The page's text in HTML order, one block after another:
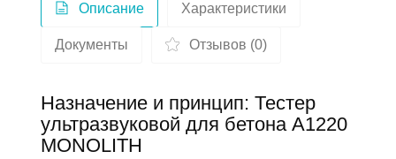
Описание Характеристики
Документы Отзывов (0)
Назначение и принцип: Тестер
ультразвуковой для бетона А1220
MONOLITH